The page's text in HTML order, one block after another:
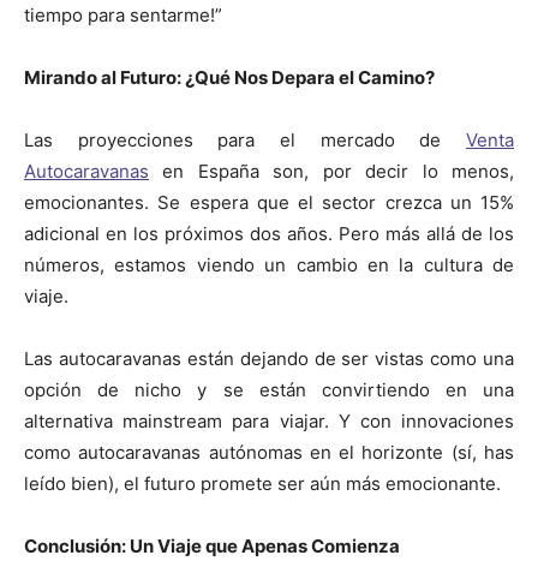
tiempo para sentarme!”
Mirando al Futuro: ¿Qué Nos Depara el Camino?
Las proyecciones para el mercado de Venta
Autocaravanas en España son, por decir lo menos,
emocionantes. Se espera que el sector crezca un 15%
adicional en los próximos dos años. Pero más allá de los
números, estamos viendo un cambio en la cultura de
viaje.
Las autocaravanas están dejando de ser vistas como una
opción de nicho y se están convirtiendo en una
alternativa mainstream para viajar. Y con innovaciones
como autocaravanas autónomas en el horizonte (sí, has
leído bien), el futuro promete ser aún más emocionante.
Conclusión: Un Viaje que Apenas Comienza